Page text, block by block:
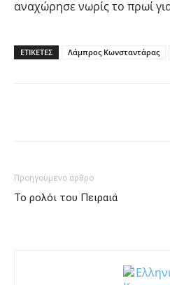
αναχώρησε νωρίς το πρωί
ΕΤΙΚΕΤΕΣ Λάμπρος Κωνσταντάρας
Προηγούμενο άρθρο
Το ρολόι του Πειραιά